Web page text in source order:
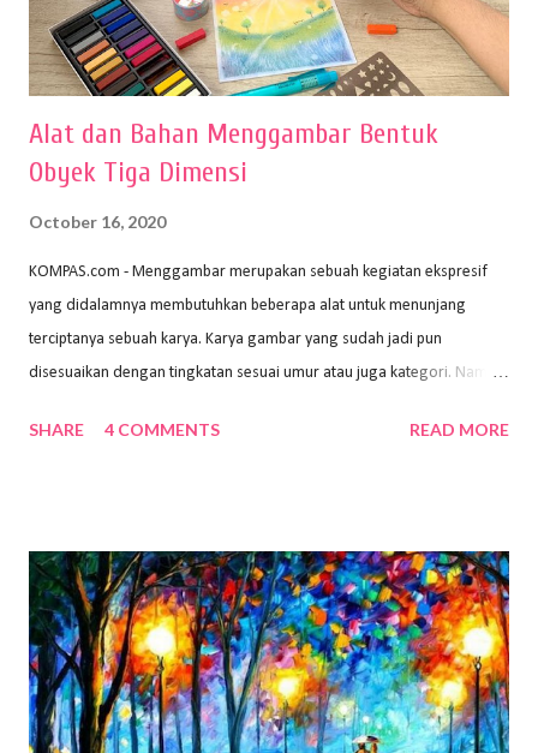
Alat dan Bahan Menggambar Bentuk
Obyek Tiga Dimensi
October 16, 2020
KOMPAS.com - Menggambar merupakan sebuah kegiatan ekspresif
yang didalamnya membutuhkan beberapa alat untuk menunjang
terciptanya sebuah karya. Karya gambar yang sudah jadi pun
disesuaikan dengan tingkatan sesuai umur atau juga kategori. Namun,
sehingga hasilnya bisa dilihat. Peran alat dan bahan sangat
memiliki spesifikasi berbeda sesuai jenisnya. Berikut peralatan
menggambar bentuk: 1. Kertas Gambar Kegiatan menggambar
membutuhkan kertas yang baik agar proses pembuatan gambar lebih
nyaman dan maksimal. Bahan kertas yang baik salah satu syaratnya
adalah tidak mudah sobek, mengingat menggambar merupakan
proses menggores dan menghapus. Kertas adalah bahan yang paling
SHARE 4 COMMENTS READ MORE